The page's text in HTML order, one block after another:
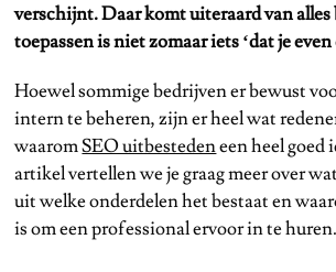
verschijnt. Daar komt uiteraard van
toepassen is niet zomaar iets ‘dat je even
Hoewel sommige bedrijven er bewust
intern te beheren, zijn er heel wat
waaromSEO uitbestedeneen heel goed
artikel vertellen we je graag meer over
uit welke onderdelen het bestaat en
is om een professional ervoor in te huren.